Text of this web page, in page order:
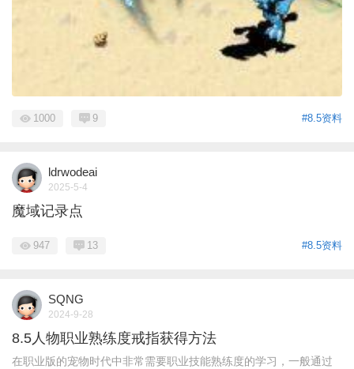
#8.5资料
1000 9
ldrwodeai
2025-5-4
魔域记录点
#8.5资料
947 13
SQNG
2024-9-28
8.5人物职业熟练度戒指获得方法
在职业版的宠物时代中非常需要职业技能熟练度的学习，一般通过